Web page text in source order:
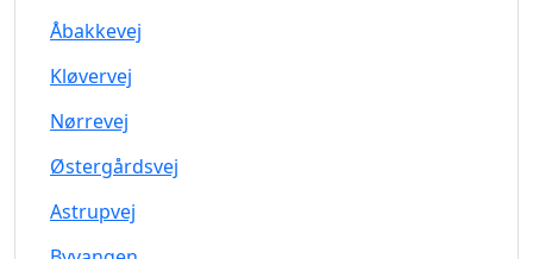
Åbakkevej
Kløvervej
Nørrevej
Østergårdsvej
Astrupvej